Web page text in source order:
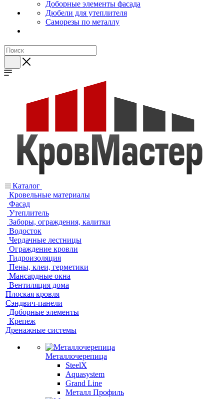
Доборные элементы фасада
Дюбели для утеплителя
Саморезы по металлу
Каталог
Кровельные материалы
Фасад
Утеплитель
Заборы, ограждения, калитки
Водосток
Чердачные лестницы
Ограждение кровли
Гидроизоляция
Пены, клеи, герметики
Мансардные окна
Вентиляция дома
Плоская кровля
Сэндвич-панели
Доборные элементы
Крепеж
Дренажные системы
Металлочерепица
SteelX
Aquasystem
Grand Line
Металл Профиль